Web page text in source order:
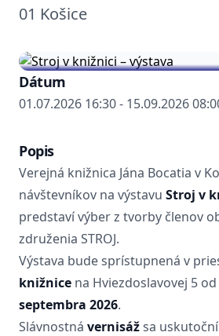
01 Košice
Dátum
01.07.2026 16:30 - 15.09.2026
Popis
Verejná knižnica Jána Bocatia v
návštevníkov na výstavu Stroj v
predstaví výber z tvorby členov
združenia STROJ.
Výstava bude sprístupnená v
knižnice na Hviezdoslavovej 5 od
septembra 2026.
Slávnostná vernisážsa uskutoční